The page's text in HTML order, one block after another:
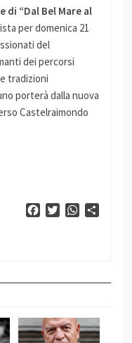
di “Dal Bel Mare al
per domenica 21
del
dei percorsi
tradizioni
porterà dalla nuova
Castelraimondo
FacebookTwitterWhatsApp